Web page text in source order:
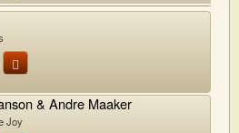
& Andre Maaker
Joy